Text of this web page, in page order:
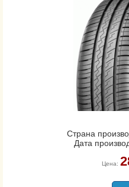
Страна
Дата
Цена: